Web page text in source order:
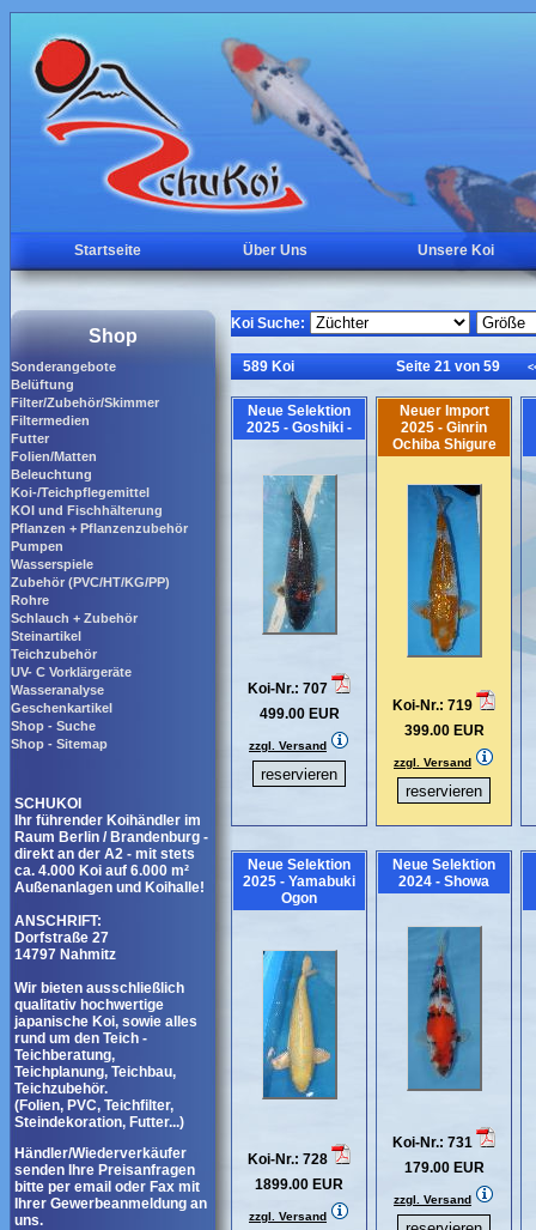
Startseite Über Uns Unsere Koi
Shop
Sonderangebote
Belüftung
Filter/Zubehör/Skimmer
Filtermedien
Futter
Folien/Matten
Beleuchtung
Koi-/Teichpflegemittel
KOI und Fischhälterung
Pflanzen + Pflanzenzubehör
Pumpen
Wasserspiele
Zubehör (PVC/HT/KG/PP)
Rohre
Schlauch + Zubehör
Steinartikel
Teichzubehör
UV- C Vorklärgeräte
Wasseranalyse
Geschenkartikel
Shop - Suche
Shop - Sitemap
SCHUKOI
Ihr führender Koihändler im
Raum Berlin / Brandenburg -
direkt an der A2 - mit stets
ca. 4.000 Koi auf 6.000 m²
Außenanlagen und Koihalle!
ANSCHRIFT:
Dorfstraße 27
14797 Nahmitz
Wir bieten ausschließlich
qualitativ hochwertige
japanische Koi, sowie alles
rund um den Teich -
Teichberatung,
Teichplanung, Teichbau,
Teichzubehör.
(Folien, PVC, Teichfilter,
Steindekoration, Futter...)
Händler/Wiederverkäufer
senden Ihre Preisanfragen
bitte per email oder Fax mit
Ihrer Gewerbeanmeldung an
uns.
Koi Suche:
589 Koi Seite 21 von 59
Neue Selektion
2025 - Goshiki -
Koi-Nr.: 707
499.00 EUR
zzgl. Versand
Neuer Import
2025 - Ginrin
Ochiba Shigure
Koi-Nr.: 719
399.00 EUR
zzgl. Versand
Neue Selektion
2025 - Yamabuki
Ogon
Koi-Nr.: 728
1899.00 EUR
zzgl. Versand
Neue Selektion
2024 - Showa
Koi-Nr.: 731
179.00 EUR
zzgl. Versand